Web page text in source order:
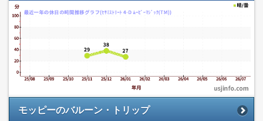
モッピーのバルーン・トリップ